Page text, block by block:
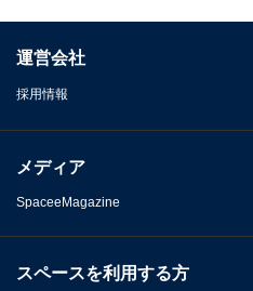
運営会社
採用情報
メディア
SpaceeMagazine
スペースを利用する方